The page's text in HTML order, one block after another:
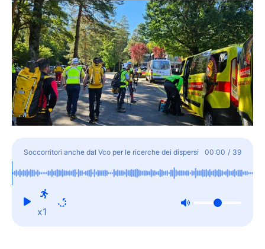
Soccorritori anche dal Vco per le ricerche dei dispersi
nell'alluvione in Svizzera
00:00 / 39
x1